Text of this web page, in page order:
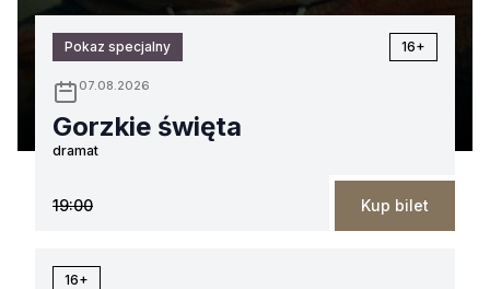
Pokaz specjalny 16+
07.08.2026
Gorzkie święta
dramat
19:00 Kup bilet
16+